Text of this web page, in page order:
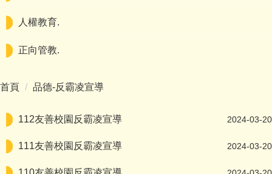
人權教育.
正向管教.
首頁 品德-反霸凌宣導
112友善校園反霸凌宣導 2024-03-20
111友善校園反霸凌宣導 2024-03-20